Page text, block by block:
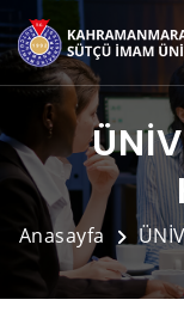
Anasayfa